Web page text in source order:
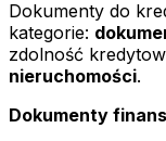
Dokumenty do
kategorie:
zdolność
nieruchomości.
Dokumenty